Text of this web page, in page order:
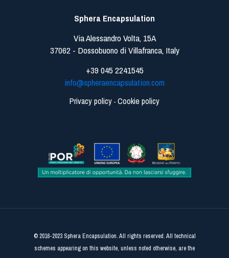
Sphera Encapsulation
Via Alessandro Volta, 15A
37062 - Dossobuono di Villafranca, Italy
+39 045 2241545
info@spheraencapsulation.com
Privacy policy - Cookie policy
© 2016-2023 Sphera Encapsulation. All rights reserved. All technical
schemes appearing on this website, unless noted otherwise, are the